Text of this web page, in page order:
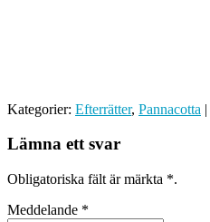
Kategorier: Efterrätter, Pannacotta |
Lämna ett svar
Obligatoriska fält är märkta *.
Meddelande *